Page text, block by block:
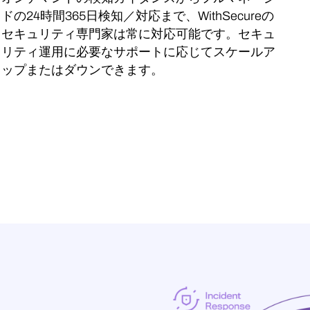
ドの24時間365日検知／対応まで、WithSecureの
セキュリティ専門家は常に対応可能です。セキュ
リティ運用に必要なサポートに応じてスケールア
ップまたはダウンできます。